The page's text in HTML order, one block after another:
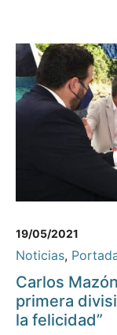
19/05/2021
Noticias,
Carlos
primera
la felicidad”